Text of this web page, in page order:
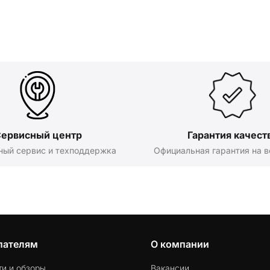
центр
сервис и техподдержка
Гарантия
Официальная гарантия на
и обзоры
О компании
Вакансии